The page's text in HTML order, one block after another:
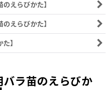
バラ苗のえらびか
えらびかた】
えらびかた】
】